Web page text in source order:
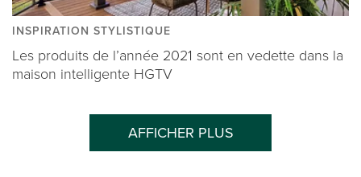
INSPIRATION STYLISTIQUE
Les produits de l’année 2021 sont en vedette dans la
maison intelligente HGTV
AFFICHER PLUS